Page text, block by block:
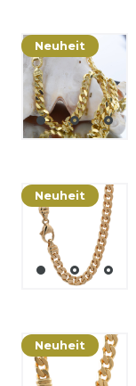
Neuheit
Neuheit
Neuheit